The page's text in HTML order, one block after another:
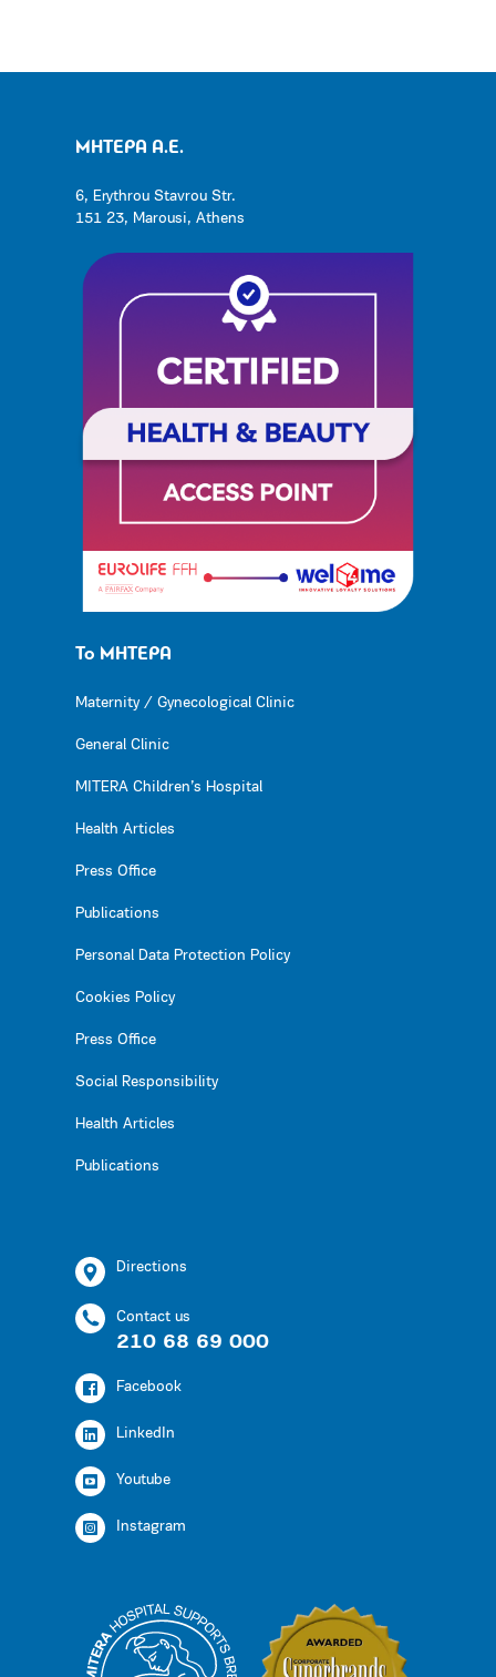
ΜΗΤΕΡΑ Α.Ε.
6, Erythrou Stavrou Str.
151 23, Marousi, Athens
Το ΜΗΤΕΡΑ
Maternity / Gynecological Clinic
General Clinic
MITERA Children’s Hospital
Health Articles
Press Office
Publications
Personal Data Protection Policy
Cookies Policy
Press Office
Social Responsibility
Health Articles
Publications
Directions
Contact us
210 68 69 000
Facebook
LinkedIn
Youtube
Instagram